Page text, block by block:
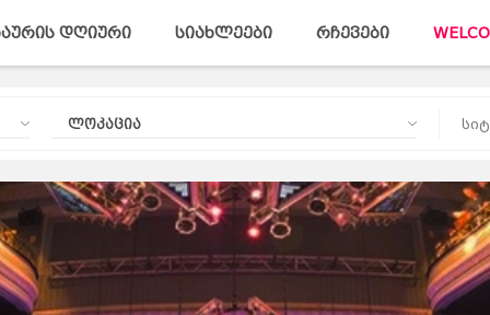
დღიური სიახლეები რჩევები
ლოკაცია